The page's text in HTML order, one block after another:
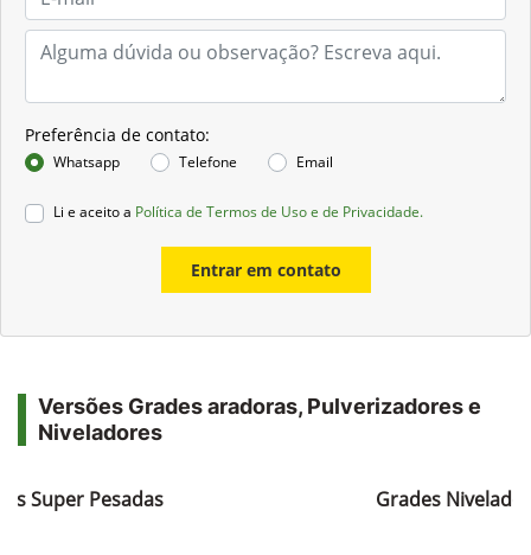
Preferência de contato:
Whatsapp Telefone Email
Li e aceito a Política de Termos de Uso e de Privacidade.
Entrar em contato
Versões Grades aradoras, Pulverizadores e
Niveladores
Super Pesadas Grades